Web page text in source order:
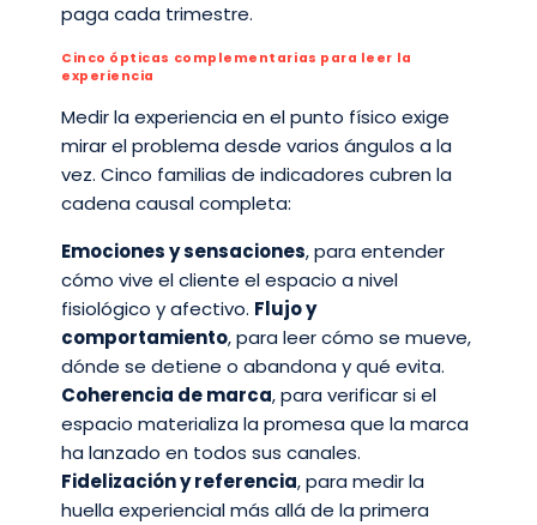
paga cada trimestre.
Cinco ópticas complementarias para leer la
experiencia
Medir la experiencia en el punto físico exige
mirar el problema desde varios ángulos a la
vez. Cinco familias de indicadores cubren la
cadena causal completa:
Emociones y sensaciones, para entender
cómo vive el cliente el espacio a nivel
fisiológico y afectivo. Flujo y
comportamiento, para leer cómo se mueve,
dónde se detiene o abandona y qué evita.
Coherencia de marca, para verificar si el
espacio materializa la promesa que la marca
ha lanzado en todos sus canales.
Fidelización y referencia, para medir la
huella experiencial más allá de la primera